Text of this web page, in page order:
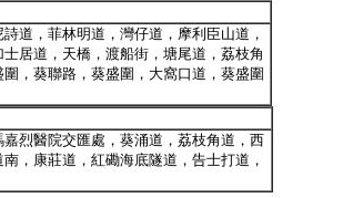
道，菲林明道，灣仔道，摩利臣山道，
居道，天橋，渡船街，塘尾道，荔枝角
，葵聯路，葵盛圍，大窩口道，葵盛圍
烈醫院交匯處，葵涌道，荔枝角道，西
，康莊道，紅磡海底隧道，告士打道，